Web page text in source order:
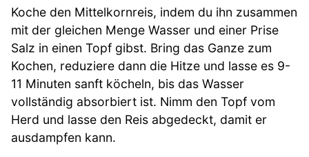
Koche den Mittelkornreis, indem du ihn zusammen
mit der gleichen Menge Wasser und einer Prise
Salz in einen Topf gibst. Bring das Ganze zum
Kochen, reduziere dann die Hitze und lasse es 9-
11 Minuten sanft köcheln, bis das Wasser
vollständig absorbiert ist. Nimm den Topf vom
Herd und lasse den Reis abgedeckt, damit er
ausdampfen kann.